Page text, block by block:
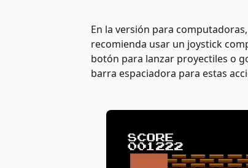
En la versión para
recomienda usar un joystick
botón para lanzar proyectiles o
barra espaciadora para estas